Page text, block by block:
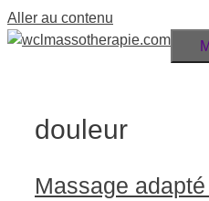
Aller au contenu
douleur
Massage